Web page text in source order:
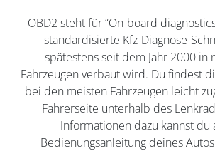
OBD2 steht für “On-board
standardisierte Kfz-Diagnose-
spätestens seit dem Jahr 2000 in
Fahrzeugen verbaut wird. Du findest
bei den meisten Fahrzeugen leicht
Fahrerseite unterhalb des
Informationen dazu kannst du
Bedienungsanleitung deines